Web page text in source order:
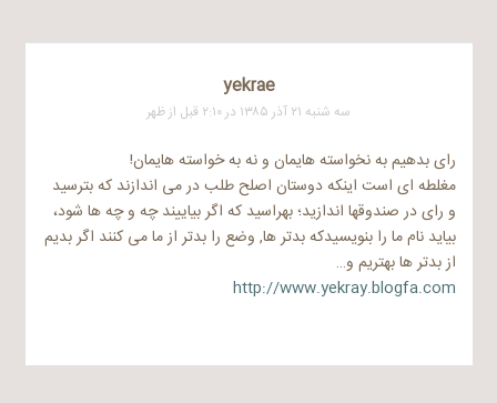
yekrae
سه شنبه ۲۱ آذر ۱۳۸۵ در ۲:۱۰ قبل از ظهر
رای بدهیم به نخواسته هایمان و نه به خواسته هایمان!
مغلطه ای است اینکه دوستان اصلح طلب در می اندازند که بترسید
و رای در صندوقها اندازید؛ بهراسید که اگر بیاییند چه و چه ها شود،
بیاید نام ما را بنویسیدکه بدتر ها, وضع را بدتر از ما می کنند اگر بدیم
از بدتر ها بهتریم و…
http://www.yekray.blogfa.com